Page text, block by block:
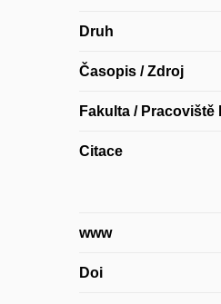
Druh
Časopis / Zdroj
Fakulta / Pracoviště
Citace
www
Doi